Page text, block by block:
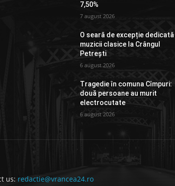
7,50%
7 august 2026
O seară de excepție dedicată
muzicii clasice la Crângul
Petrești
6 august 2026
Tragedie în comuna Cîmpuri:
două persoane au murit
electrocutate
6 august 2026
us: redactie@vrancea24.ro